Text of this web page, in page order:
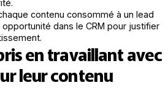
contenu consommé à un lead
opportunité dans le CRM pour justifier
en travaillant avec
leur contenu